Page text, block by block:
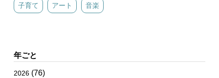
子育て アート 音楽
年ごと
2026 (76)